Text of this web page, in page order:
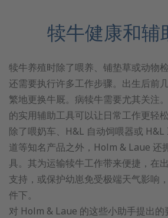
犊牛健康和辅
犊牛养殖时除了喂养、铺垫草或动物
还需要执行许多工作步骤。出生后前
繁地更换牛厩。病犊牛需要尤其关注
的实用辅助工具可以让日常工作更轻松
除了喂奶车、H&L 自动饲喂器或
道等知名产品之外， Holm & Laue 还
具。其为运输犊牛工作带来便捷，在
支持，或保护幼崽免受极端天气影响
件下。
对 Holm & Laue 的这些小助手提出